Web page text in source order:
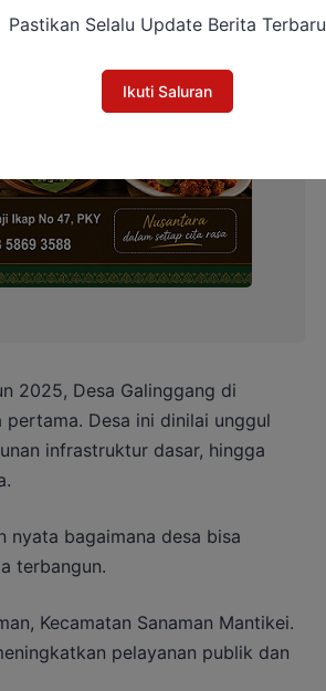
2025, Desa Galinggang di
Desa ini dinilai unggul
infrastruktur dasar, hingga
nyata bagaimana desa bisa
terbangun.
Kecamatan Sanaman Mantikei.
pelayanan publik dan
Pastikan Selalu Update Berita Terbaru
Ikuti Saluran